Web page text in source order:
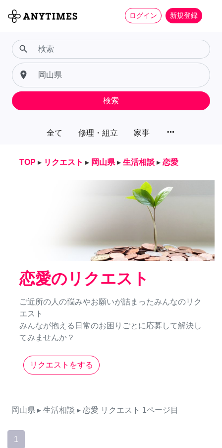
ログイン 新規登録
全て 修理・組立 家事 more_horiz
search
place
検索
TOP ▸ リクエスト ▸ 岡山県 ▸ 生活相談 ▸ 恋愛
恋愛のリクエスト
ご近所の人の悩みやお願いが詰まったみんなのリク
エスト
みんなが抱える日常のお困りごとに応募して解決し
てみませんか？
リクエストをする
岡山県 ▸ 生活相談 ▸ 恋愛 リクエスト 1ページ目
1